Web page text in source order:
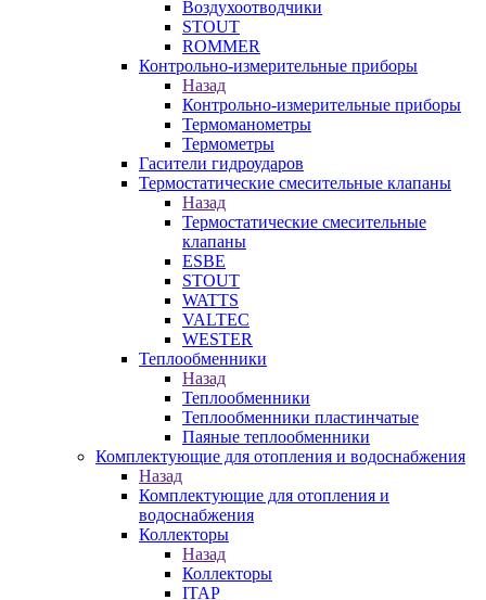
Воздухоотводчики
STOUT
ROMMER
Контрольно-измерительные приборы
Назад
Контрольно-измерительные приборы
Термоманометры
Термометры
Гасители гидроударов
Термостатические смесительные клапаны
Назад
Термостатические смесительные
клапаны
ESBE
STOUT
WATTS
VALTEC
WESTER
Теплообменники
Назад
Теплообменники
Теплообменники пластинчатые
Паяные теплообменники
Комплектующие для отопления и водоснабжения
Назад
Комплектующие для отопления и
водоснабжения
Коллекторы
Назад
Коллекторы
ITAP